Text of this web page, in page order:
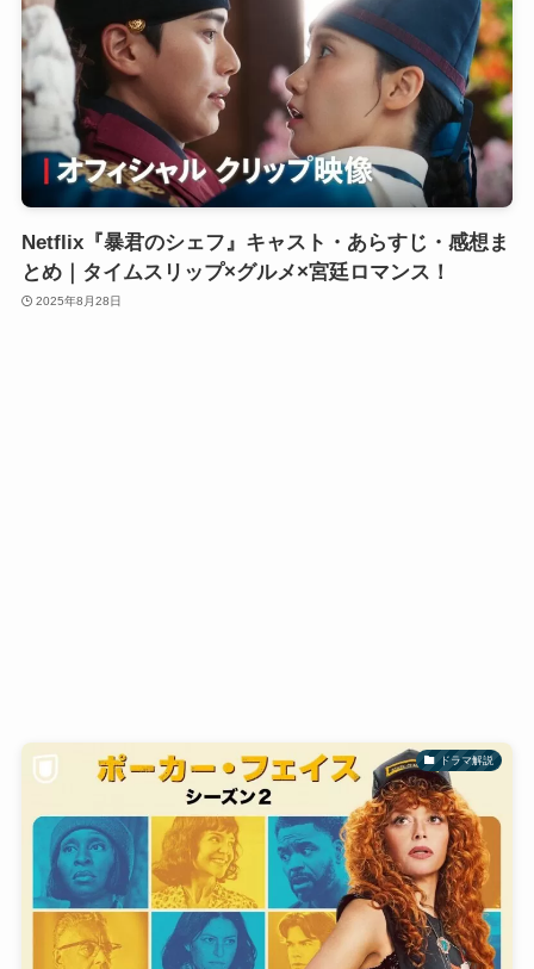
Netflix『暴君のシェフ』キャスト・あらすじ・感想ま
とめ｜タイムスリップ×グルメ×宮廷ロマンス！
2025年8月28日
ドラマ解説